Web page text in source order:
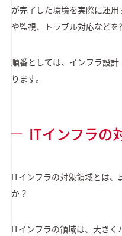
が完了した環境を実際に運
や監視、トラブル対応などを
順番としては、インフラ設
ります。
ITインフラの
ITインフラの対象領域とは
か？
ITインフラの領域は、大き